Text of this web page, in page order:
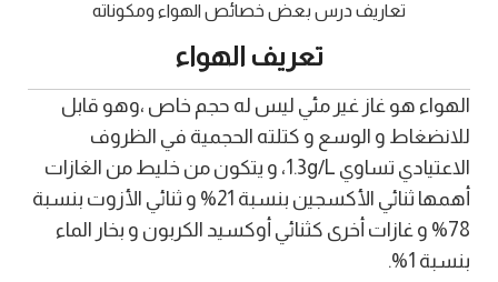
تعاريف درس بعض خصائص الهواء ومكوناته
تعريف الهواء
الهواء هو غاز غير مئي ليس له حجم خاص ،وهو قابل
للانضغاط و الوسع و كتلته الحجمية في الظروف
الاعتيادي تساوي 1.3g/L، و يتكون من خليط من الغازات
أهمها ثنائي الأكسجين بنسبة 21% و ثنائي الأزوت بنسبة
78% و غازات أخرى كثنائي أوكسيد الكربون و بخار الماء
بنسبة 1%.